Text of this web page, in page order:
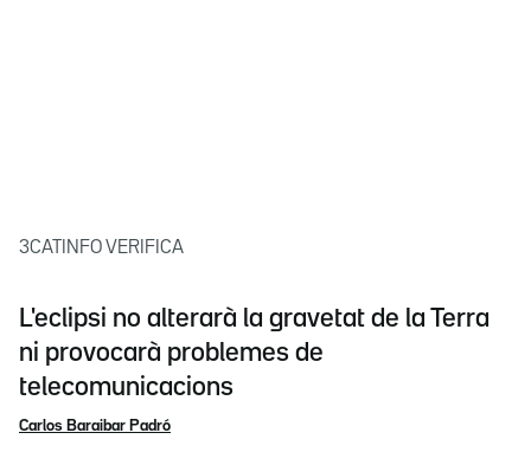
3CATINFO VERIFICA
L'eclipsi no alterarà la gravetat de la Terra
ni provocarà problemes de
telecomunicacions
Carlos Baraibar Padró